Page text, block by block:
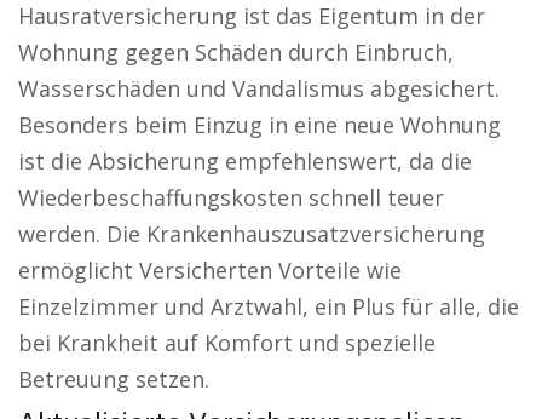
Hausratversicherung ist das Eigentum in der
Wohnung gegen Schäden durch Einbruch,
Wasserschäden und Vandalismus abgesichert.
Besonders beim Einzug in eine neue Wohnung
ist die Absicherung empfehlenswert, da die
Wiederbeschaffungskosten schnell teuer
werden. Die Krankenhauszusatzversicherung
ermöglicht Versicherten Vorteile wie
Einzelzimmer und Arztwahl, ein Plus für alle, die
bei Krankheit auf Komfort und spezielle
Betreuung setzen.